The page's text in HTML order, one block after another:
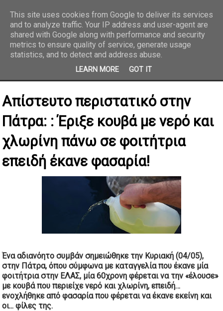
REPORTAZ NET
Απίστευτο περιστατικό στην
Πάτρα: : Έριξε κουβά με νερό και
χλωρίνη πάνω σε φοιτήτρια
επειδή έκανε φασαρία!
Ένα αδιανόητο συμβάν σημειώθηκε την Κυριακή (04/05),
στην Πάτρα, όπου σύμφωνα με καταγγελία που έκανε μία
φοιτήτρια στην ΕΛΑΣ, μία 60χρονη φέρεται να την «έλουσε»
με κουβά που περιείχε νερό και χλωρίνη, επειδή…
ενοχλήθηκε από φασαρία που φέρεται να έκανε εκείνη και
οι... φίλες της.
This site uses cookies from Google to deliver its services
and to analyze traffic. Your IP address and user-agent are
shared with Google along with performance and security
metrics to ensure quality of service, generate usage
statistics, and to detect and address abuse.
LEARN MORE GOT IT